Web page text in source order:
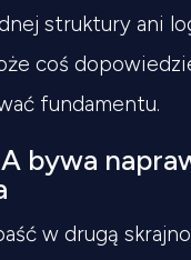
struktury ani
coś
fundamentu.
bywa
w drugą